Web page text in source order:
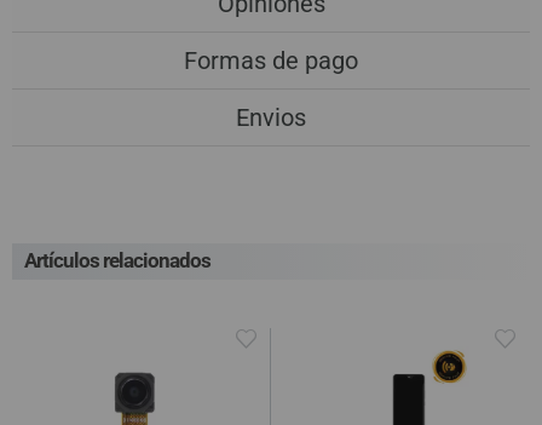
Formas de pago
Envios
Artículos relacionados